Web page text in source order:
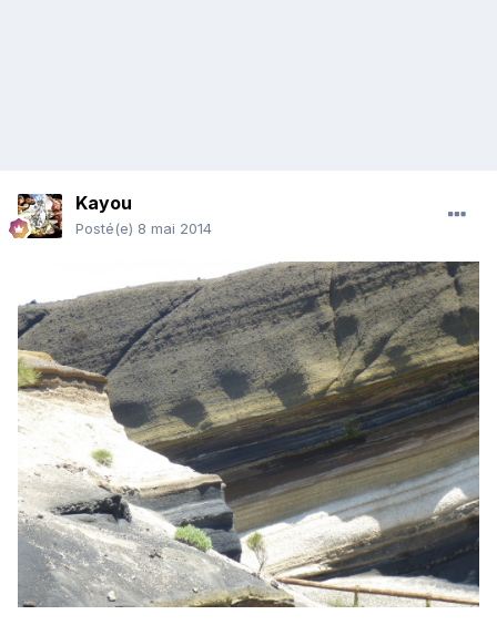
Kayou
Posté(e) 8 mai 2014